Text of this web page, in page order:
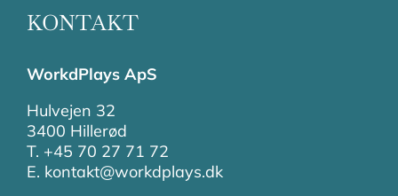
KONTAKT
WorkdPlays ApS
Hulvejen 32
3400 Hillerød
T. +45 70 27 71 72
E. kontakt@workdplays.dk